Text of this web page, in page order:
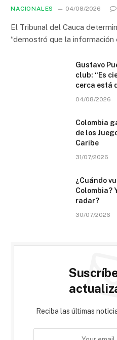
NACIONALES 04/08/2026
El Tribunal del Cauca
“demostró que la información
Gustavo
club: “Es
cerca está
04/08/2026
Colombia
de los
Caribe
31/07/2026
¿Cuándo
Colombia?
radar?
30/07/2026
Reciba las últimas